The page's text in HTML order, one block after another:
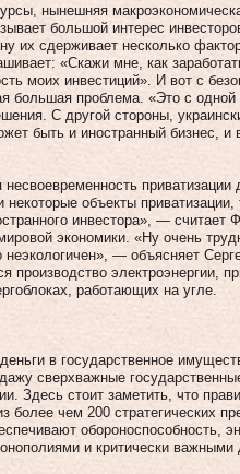
нынешняя
большой интерес
их сдерживает несколько
«Скажи мне, как
моих инвестиций». И вот с
большая проблема. «Это с одной
С другой стороны,
быть и иностранный бизнес, и
приватизации
объекты приватизации,
инвестора», — считает
экономики. «Ну очень
неэкологичен», — объясняет
производство электроэнергии,
работающих на угле.
в государственное
сверхважные
Здесь стоит заметить, что
чем 200 стратегических
обороноспособность,
и критически важными